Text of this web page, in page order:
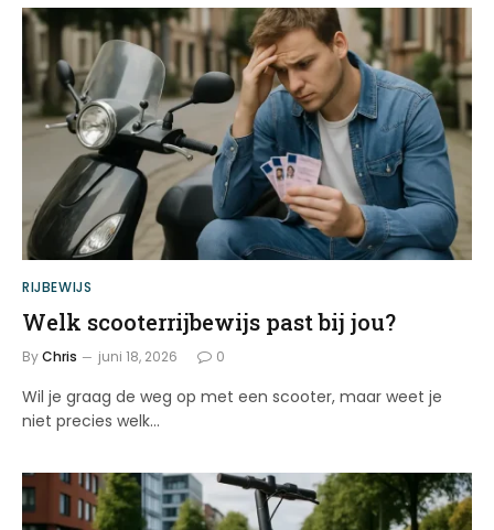
RIJBEWIJS
Welk scooterrijbewijs past bij jou?
ByChris juni 18, 2026 0
Wil je graag de weg op met een scooter, maar weet je
niet precies welk…